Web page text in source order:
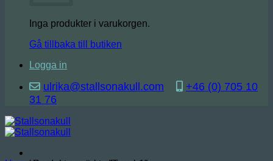
Inga produkter i varukorgen.
Gå tillbaka till butiken
Logga in
ulrika@stallsonakull.com
+46 (0) 705 10
31 76